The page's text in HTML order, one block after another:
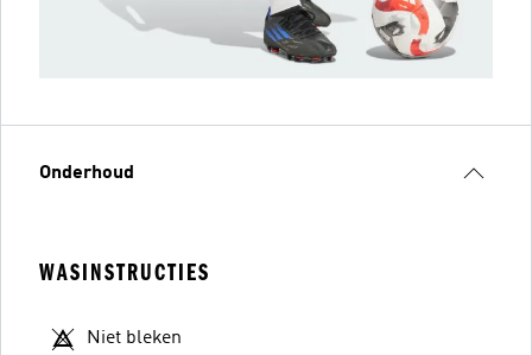
Onderhoud
WASINSTRUCTIES
Niet bleken